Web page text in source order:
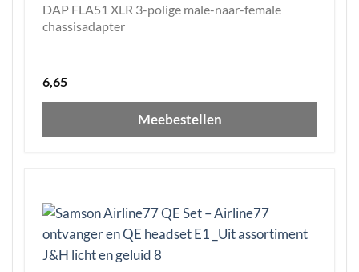
DAP FLA51 XLR 3-polige male-naar-female
chassisadapter
6,65
Meebestellen